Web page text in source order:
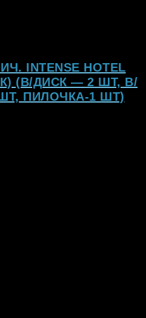
INTENSE HOTEL
(В/ДИСК — 2 ШТ, В/
ПИЛОЧКА-1 ШТ)